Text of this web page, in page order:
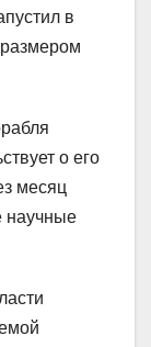
в
о его
месяц
научные